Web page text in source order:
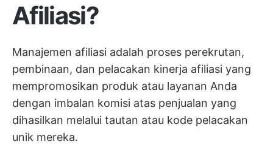
Afiliasi?
Manajemen afiliasi adalah proses perekrutan,
pembinaan, dan pelacakan kinerja afiliasi yang
mempromosikan produk atau layanan Anda
dengan imbalan komisi atas penjualan yang
dihasilkan melalui tautan atau kode pelacakan
unik mereka.